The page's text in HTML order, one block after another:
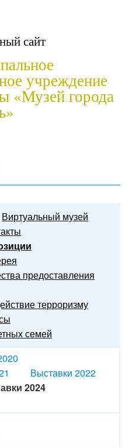
сайт
учреждение
«Музей города
Виртуальный музей
предоставления
терроризму
семей
Выставки 2022
2024